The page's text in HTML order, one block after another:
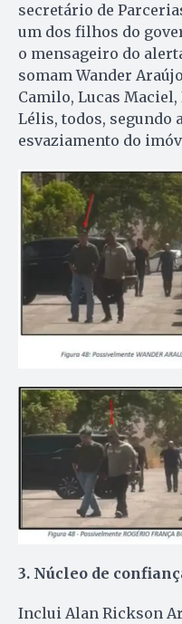
secretário de
um dos filhos do
o mensageiro do
somam Wander
Camilo, Lucas
Lélis, todos, segundo
esvaziamento do
3. Núcleo de
Inclui Alan Rickson